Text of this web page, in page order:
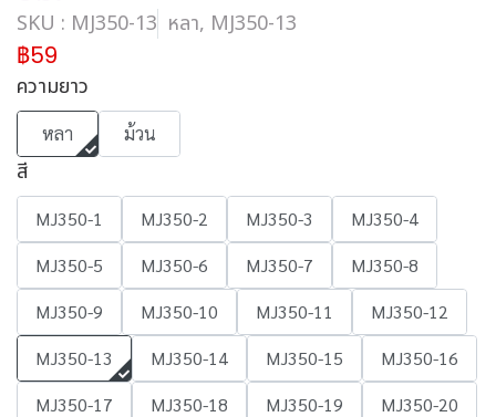
SKU : MJ350-13 หลา, MJ350-13
฿59
ความยาว
หลา ม้วน
สี
MJ350-1 MJ350-2 MJ350-3
MJ350-4
MJ350-5
MJ350-6 MJ350-7
MJ350-8
MJ350-9
MJ350-10 MJ350-11
MJ350-12
MJ350-13
MJ350-14 MJ350-15
MJ350-16
MJ350-17
MJ350-18 MJ350-19 MJ350-20